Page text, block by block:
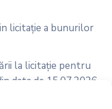
licitație a bunurilor
la licitație pentru
data de 15.07.2026